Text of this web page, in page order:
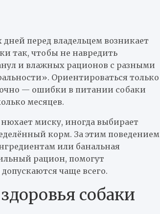
перед владельцем возникает
так, чтобы не навредить
и влажных рационов с разными
Ориентироваться только
— ошибки в питании собаки
месяцев.
миску, иногда выбирает
корм. За этим поведением
или банальная
рацион, помогут
чаще всего.
собаки